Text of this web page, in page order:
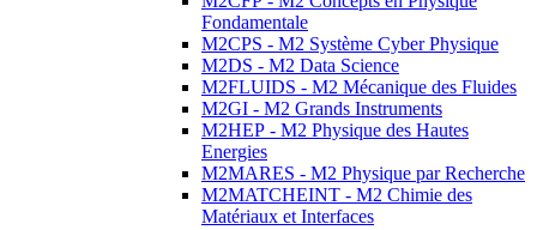
Fondamentale
M2CPS - M2 Système Cyber Physique
M2DS - M2 Data Science
M2FLUIDS - M2 Mécanique des Fluides
M2GI - M2 Grands Instruments
M2HEP - M2 Physique des Hautes
Energies
M2MARES - M2 Physique par Recherche
M2MATCHEINT - M2 Chimie des
Matériaux et Interfaces